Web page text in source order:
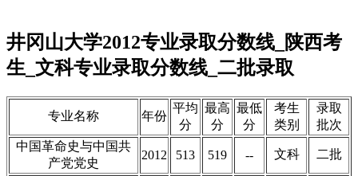
井冈山大学2012专业录取分数线_陕西考
生_文科专业录取分数线_二批录取
专业名称 年份
平均
分
最高
分
最低
分
考生
类别
录取
批次
中国革命史与中国共
产党党史
2012 513 519 -- 文科 二批